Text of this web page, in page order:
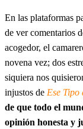
En las plataformas
de ver comentarios
acogedor, el
novena vez; dos
siquiera nos
injustos de Ese Tipo
de que todo el
opinión honesta y